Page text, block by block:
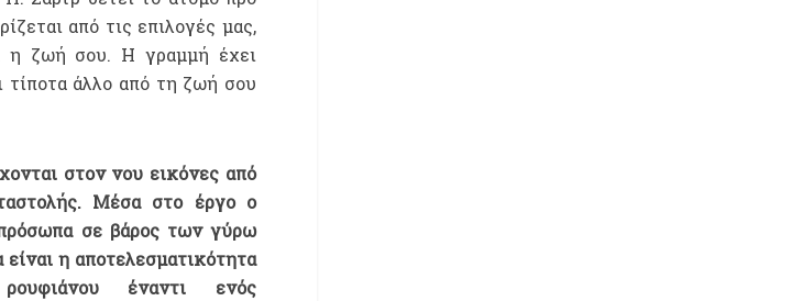
από τις επιλογές μας,
η ζωή σου. Η γραμμή έχει
τίποτα άλλο από τη ζωή σου
στον νου εικόνες από
Μέσα στο έργο ο
πρόσωπα σε βάρος των γύρω
η αποτελεσματικότητα
έναντι ενός